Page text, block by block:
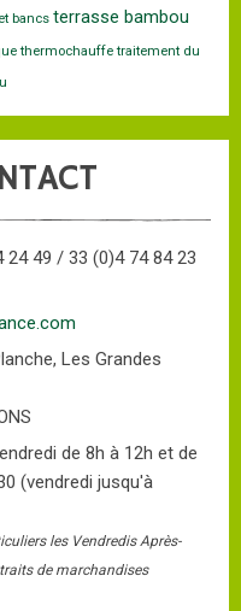
bancs terrasse bambou
thermochauffetraitement du
24 49 / 33 (0)4 74 84 23
Les Grandes
de 8h à 12h et de
(vendredi jusqu'à
les Vendredis Après-
de marchandises